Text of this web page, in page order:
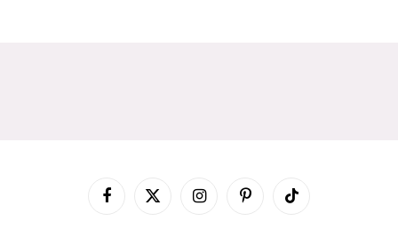
FacebookX
InstagramPinterestTikTok